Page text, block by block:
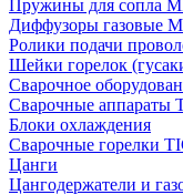
Пружины для сопла
Диффузоры газовые
Ролики подачи
Шейки горелок
Сварочное
Сварочные аппараты
Блоки охлаждения
Сварочные горелки
Цанги
Цангодержатели и